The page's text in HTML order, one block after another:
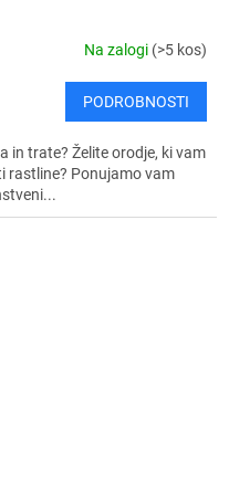
Na zalogi (>5 kos)
PODROBNOSTI
in trate? Želite orodje, ki vam
rastline? Ponujamo vam